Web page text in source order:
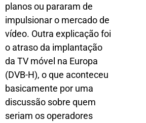
planos ou pararam de
impulsionar o mercado de
vídeo. Outra explicação foi
o atraso da implantação
da TV móvel na Europa
(DVB-H), o que aconteceu
basicamente por uma
discussão sobre quem
seriam os operadores